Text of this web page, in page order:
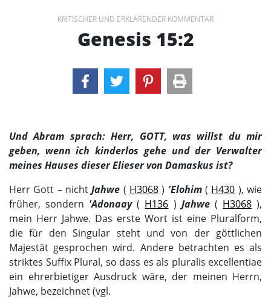
KRITISCHER UND ERKLÄRENDER KOMMENTAR
Genesis 15:2
Und Abram sprach: Herr, GOTT, was willst du mir
geben, wenn ich kinderlos gehe und der Verwalter
meines Hauses dieser Elieser von Damaskus ist?
Herr Gott – nichtJahwe ( H3068 ) 'Elohim( H430 ), wie
früher, sondern 'Adonaay( H136 ) Jahwe( H3068),
mein Herr Jahwe. Das erste Wort ist eine Pluralform,
die für den Singular steht und von der göttlichen
Majestät gesprochen wird. Andere betrachten es als
striktes Suffix Plural, so dass es als pluralis excellentiae
ein ehrerbietiger Ausdruck wäre, der meinen Herrn,
Jahwe, bezeichnet (vgl.